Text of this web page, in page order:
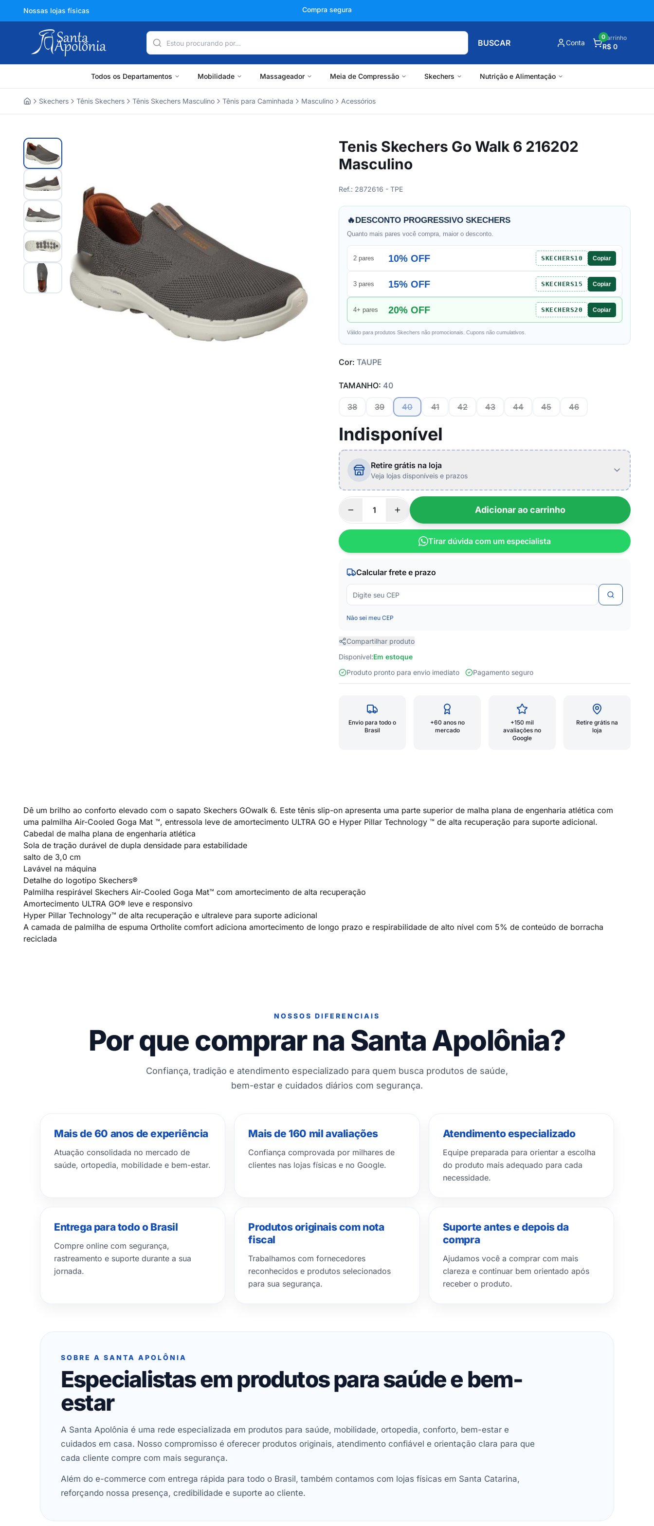
Nossas lojas físicas +150 mil avaliações
BUSCAR Conta
Carrinho
R$ 0
0
Todos os Departamentos Mobilidade Massageador Meia de Compressão Skechers Nutrição e Alimentação
Skechers Tênis Skechers Tênis Skechers Masculino Tênis para Caminhada Masculino Acessórios
Tenis Skechers Go Walk 6 216202
Masculino
Ref.: 2872616 - TPE
🔥DESCONTO PROGRESSIVO SKECHERS
Quanto mais pares você compra, maior o desconto.
2 pares 10% OFF SKECHERS10 Copiar
3 pares 15% OFF SKECHERS15 Copiar
4+ pares 20% OFF SKECHERS20 Copiar
Válido para produtos Skechers não promocionais. Cupons não cumulativos.
Cor: TAUPE
TAMANHO: 40
38 39 40 41 42 43 44 45 46
Indisponível
Retire grátis na loja
Veja lojas disponíveis e prazos
Adicionar ao carrinho
Tirar dúvida com um especialista
Calcular frete e prazo
Não sei meu CEP
Compartilhar produto
Disponível:Em estoque
Produto pronto para envio imediato
Pagamento seguro
Envio para todo o
Brasil
+60 anos no
mercado
+150 mil
avaliações no
Google
Retire grátis na
loja
Dê um brilho ao conforto elevado com o sapato Skechers GOwalk 6. Este tênis slip-on apresenta uma parte superior de malha plana de engenharia atlética com
uma palmilha Air-Cooled Goga Mat ™, entressola leve de amortecimento ULTRA GO e Hyper Pillar Technology ™ de alta recuperação para suporte adicional.
Cabedal de malha plana de engenharia atlética
Sola de tração durável de dupla densidade para estabilidade
salto de 3,0 cm
Lavável na máquina
Detalhe do logotipo Skechers®
Palmilha respirável Skechers Air-Cooled Goga Mat™ com amortecimento de alta recuperação
Amortecimento ULTRA GO® leve e responsivo
Hyper Pillar Technology™ de alta recuperação e ultraleve para suporte adicional
A camada de palmilha de espuma Ortholite comfort adiciona amortecimento de longo prazo e respirabilidade de alto nível com 5% de conteúdo de borracha
reciclada
NOSSOS DIFERENCIAIS
Por que comprar na Santa Apolônia?
Confiança, tradição e atendimento especializado para quem busca produtos de saúde,
bem-estar e cuidados diários com segurança.
Mais de 60 anos de experiência
Atuação consolidada no mercado de
saúde, ortopedia, mobilidade e bem-estar.
Mais de 160 mil avaliações
Confiança comprovada por milhares de
clientes nas lojas físicas e no Google.
Atendimento especializado
Equipe preparada para orientar a escolha
do produto mais adequado para cada
necessidade.
Entrega para todo o Brasil
Compre online com segurança,
rastreamento e suporte durante a sua
jornada.
Produtos originais com nota
fiscal
Trabalhamos com fornecedores
reconhecidos e produtos selecionados
para sua segurança.
Suporte antes e depois da
compra
Ajudamos você a comprar com mais
clareza e continuar bem orientado após
receber o produto.
SOBRE A SANTA APOLÔNIA
Especialistas em produtos para saúde e bem-
estar
A Santa Apolônia é uma rede especializada em produtos para saúde, mobilidade, ortopedia, conforto, bem-estar e
cuidados em casa. Nosso compromisso é oferecer produtos originais, atendimento confiável e orientação clara para que
cada cliente compre com mais segurança.
Além do e-commerce com entrega rápida para todo o Brasil, também contamos com lojas físicas em Santa Catarina,
reforçando nossa presença, credibilidade e suporte ao cliente.